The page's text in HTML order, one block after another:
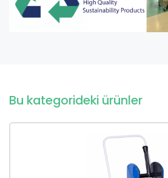
Bu kategorideki ürünler